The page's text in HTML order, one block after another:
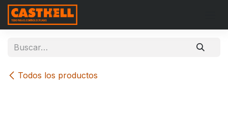
Ir al contenido
Todos los productos